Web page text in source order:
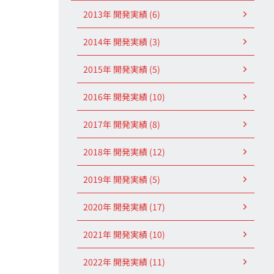
2013年 開発実績 (6)
2014年 開発実績 (3)
2015年 開発実績 (5)
2016年 開発実績 (10)
2017年 開発実績 (8)
2018年 開発実績 (12)
2019年 開発実績 (5)
2020年 開発実績 (17)
2021年 開発実績 (10)
2022年 開発実績 (11)